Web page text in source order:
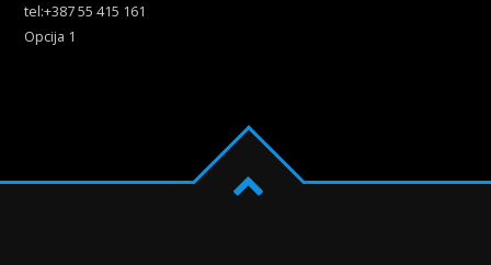
tel:+387 55 415 161
Opcija 1